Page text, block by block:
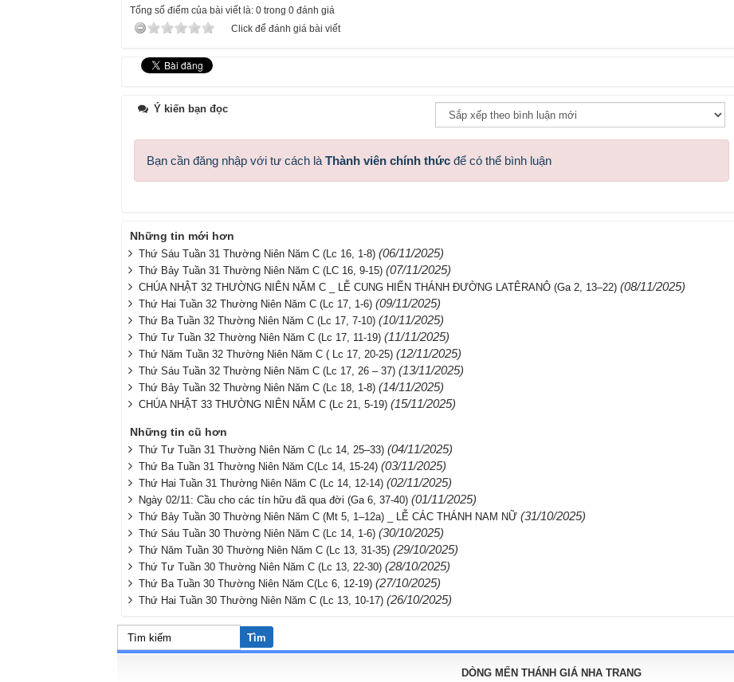
Tổng số điểm của bài viết là: 0 trong 0 đánh giá
Click để đánh giá bài viết
Ý kiến bạn đọc
Bạn cần đăng nhập với tư cách là Thành viên chính thức để có thể bình luận
Những tin mới hơn
Thứ Sáu Tuần 31 Thường Niên Năm C (Lc 16, 1-8) (06/11/2025)
Thứ Bảy Tuần 31 Thường Niên Năm C (LC 16, 9-15) (07/11/2025)
CHÚA NHẬT 32 THƯỜNG NIÊN NĂM C _ LỄ CUNG HIẾN THÁNH ĐƯỜNG LATÊRANÔ (Ga 2, 13–22) (08/11/2025)
Thứ Hai Tuần 32 Thường Niên Năm C (Lc 17, 1-6) (09/11/2025)
Thứ Ba Tuần 32 Thường Niên Năm C (Lc 17, 7-10) (10/11/2025)
Thứ Tư Tuần 32 Thường Niên Năm C (Lc 17, 11-19) (11/11/2025)
Thứ Năm Tuần 32 Thường Niên Năm C ( Lc 17, 20-25) (12/11/2025)
Thứ Sáu Tuần 32 Thường Niên Năm C (Lc 17, 26 – 37) (13/11/2025)
Thứ Bảy Tuần 32 Thường Niên Năm C (Lc 18, 1-8) (14/11/2025)
CHÚA NHẬT 33 THƯỜNG NIÊN NĂM C (Lc 21, 5-19) (15/11/2025)
Những tin cũ hơn
Thứ Tư Tuần 31 Thường Niên Năm C (Lc 14, 25–33) (04/11/2025)
Thứ Ba Tuần 31 Thường Niên Năm C(Lc 14, 15-24) (03/11/2025)
Thứ Hai Tuần 31 Thường Niên Năm C (Lc 14, 12-14) (02/11/2025)
Ngày 02/11: Cầu cho các tín hữu đã qua đời (Ga 6, 37-40) (01/11/2025)
Thứ Bảy Tuần 30 Thường Niên Năm C (Mt 5, 1–12a) _ LỄ CÁC THÁNH NAM NỮ (31/10/2025)
Thứ Sáu Tuần 30 Thường Niên Năm C (Lc 14, 1-6) (30/10/2025)
Thứ Năm Tuần 30 Thường Niên Năm C (Lc 13, 31-35) (29/10/2025)
Thứ Tư Tuần 30 Thường Niên Năm C (Lc 13, 22-30) (28/10/2025)
Thứ Ba Tuần 30 Thường Niên Năm C(Lc 6, 12-19) (27/10/2025)
Thứ Hai Tuần 30 Thường Niên Năm C (Lc 13, 10-17) (26/10/2025)
Tìm
DÒNG MẾN THÁNH GIÁ NHA TRANG